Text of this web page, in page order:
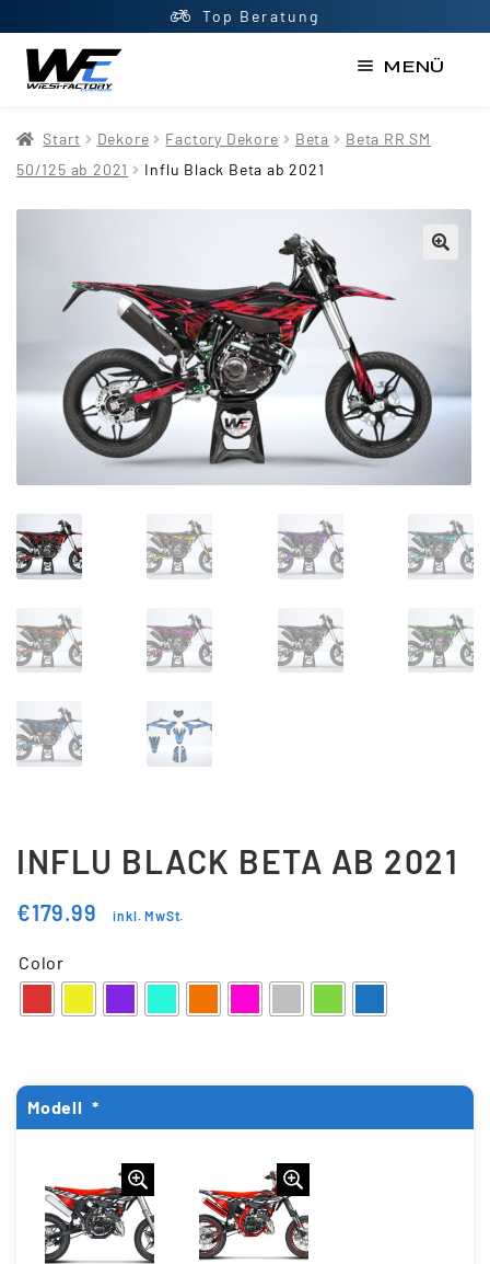
Top Beratung
MENÜ
AGB
Mein Konto
Newsletter
Vertrag widerrufen
Warenkorb
Widerrufsbelehrung
Wunschliste
Start Dekore Factory Dekore Beta
Beta RR SM
50/125 ab 2021
Influ Black Beta ab 2021
INFLU BLACK BETA AB 2021
€179.99 inkl. MwSt.
Color
Modell *